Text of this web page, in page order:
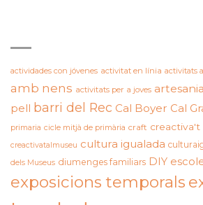
actividades con jóvenes activitat en línia activitats
amb nens activitats per a joves artesania
pell barri del Rec Cal Boyer Cal
primaria cicle mitjà de primària craft creactiva't
creactivatalmuseu cultura igualada
dels Museus diumenges familiars DIY
exposicions temporals